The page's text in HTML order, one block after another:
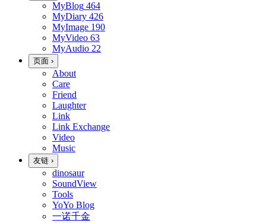
MyBlog 464
MyDiary 426
MyImage 190
MyVideo 63
MyAudio 22
页面 ›
About
Care
Friend
Laughter
Link
Link Exchange
Video
Music
友链 ›
dinosaur
SoundView
Tools
YoYo Blog
一诺千金